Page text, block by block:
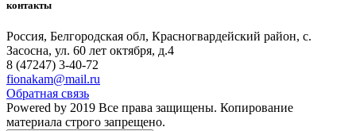
контакты
Россия, Белгородская обл, Красногвардейский район, с.
Засосна, ул. 60 лет октября, д.4
8 (47247) 3-40-72
fionakam@mail.ru
Обратная связь
Powered by 2019 Все права защищены. Копирование
материала строго запрещено.